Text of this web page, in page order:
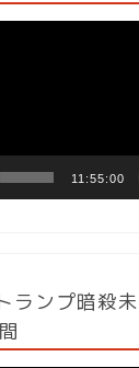
11:55:00
ランプ暗殺